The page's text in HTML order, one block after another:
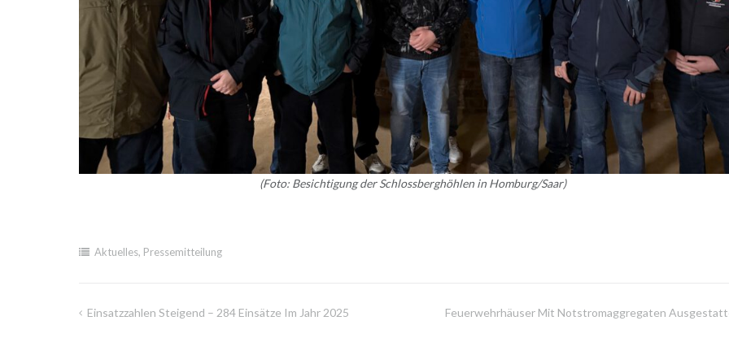
(Foto: Besichtigung der Schlossberghöhlen in Homburg/Saar)
Aktuelles, Pressemitteilung
Beitragsnavigation
Einsatzzahlen Steigend – 284 Einsätze Im Jahr 2025 Feuerwehrhäuser Mit Notstromaggregaten